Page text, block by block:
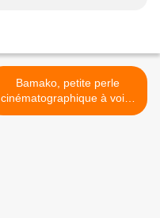
Bamako, petite perle
cinématographique à voir !
>